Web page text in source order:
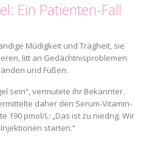
Ein Patienten-Fall
Müdigkeit und Trägheit, sie
litt an Gedächtnisproblemen
und Füßen.
sein“, vermutete ihr Bekannter.
daher den Serum-Vitamin-
190 pmol/L: „Das ist zu niedrig. Wir
starten.“